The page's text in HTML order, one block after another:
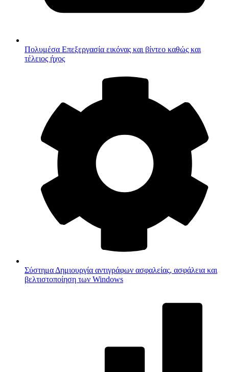
Πολυμέσα Επεξεργασία εικόνας και βίντεο καθώς και
τέλειος ήχος
Σύστημα Δημιουργία αντιγράφων ασφαλείας, ασφάλεια και
βελτιστοποίηση των Windows